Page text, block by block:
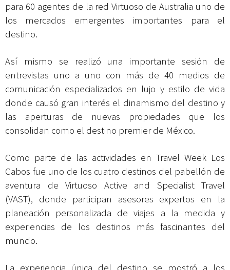
para 60 agentes de la red Virtuoso de Australia uno de
los mercados emergentes importantes para el
destino.
Así mismo se realizó una importante sesión de
entrevistas uno a uno con más de 40 medios de
comunicación especializados en lujo y estilo de vida
donde causó gran interés el dinamismo del destino y
las aperturas de nuevas propiedades que los
consolidan como el destino premier de México.
Como parte de las actividades en Travel Week Los
Cabos fue uno de los cuatro destinos del pabellón de
aventura de Virtuoso Active and Specialist Travel
(VAST), donde participan asesores expertos en la
planeación personalizada de viajes a la medida y
experiencias de los destinos más fascinantes del
mundo.